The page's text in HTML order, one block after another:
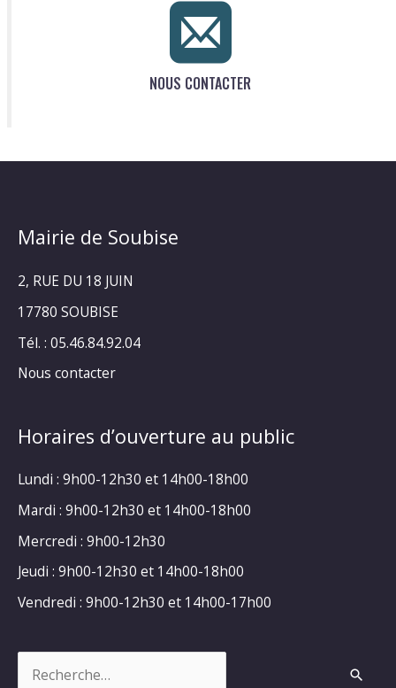
NOUS CONTACTER
Mairie de Soubise
2, RUE DU 18 JUIN
17780 SOUBISE
Tél. : 05.46.84.92.04
Nous contacter
Horaires d’ouverture au public
Lundi : 9h00-12h30 et 14h00-18h00
Mardi : 9h00-12h30 et 14h00-18h00
Mercredi : 9h00-12h30
Jeudi : 9h00-12h30 et 14h00-18h00
Vendredi : 9h00-12h30 et 14h00-17h00